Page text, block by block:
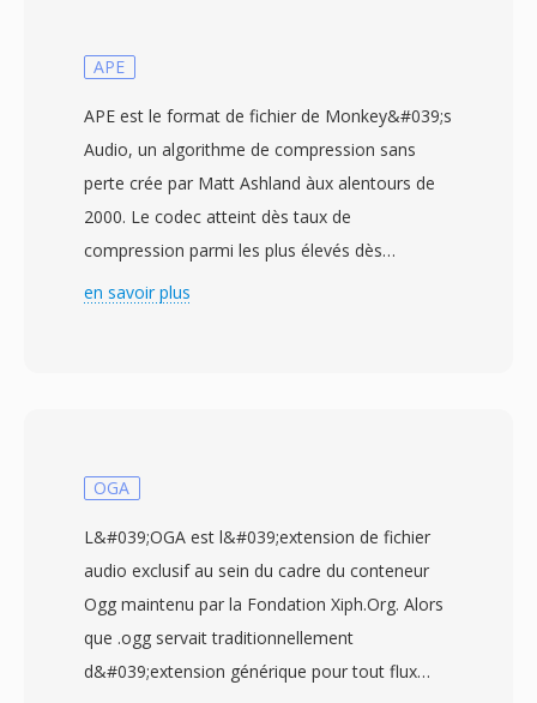
APE
APE est le format de fichier de Monkey&#039;s
Audio, un algorithme de compression sans
perte crée par Matt Ashland àux alentours de
2000. Le codec atteint dès taux de
compression parmi les plus élevés dès
encodeurs sans perte — réduisant
reconstituable. Le moteur utilisé dès filtres de
intervalle pour exploiter les redondances dans
compression permettant d&#039;équilibrer le
temps de traitement et la taille du fichier. Un
avantage remarquable est la densite de
en savoir plus
OGA
L&#039;OGA est l&#039;extension de fichier
audio exclusif au sein du cadre du conteneur
Ogg maintenu par la Fondation Xiph.Org. Alors
que .ogg servait traditionnellement
d&#039;extension générique pour tout flux